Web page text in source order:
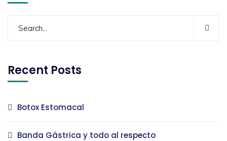
Recent Posts
Botox Estomacal
Banda Gástrica y todo al respecto